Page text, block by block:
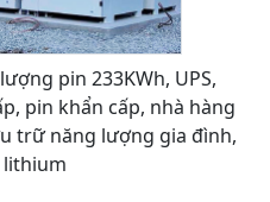
pin 233KWh, UPS,
pin khẩn cấp, nhà hàng
trữ năng lượng gia đình,